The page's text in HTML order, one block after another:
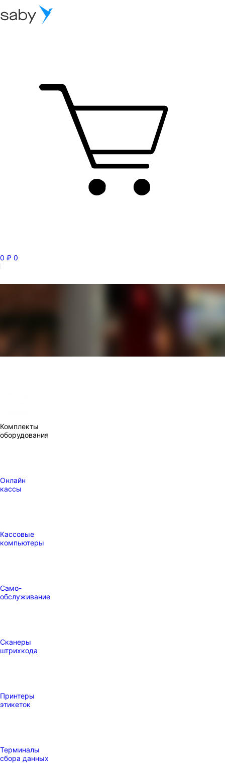
0 ₽ 0
Комплекты
оборудования
Онлайн
кассы
Кассовые
компьютеры
Само-
обслуживание
Сканеры
штрихкода
Принтеры
этикеток
Терминалы
сбора данных